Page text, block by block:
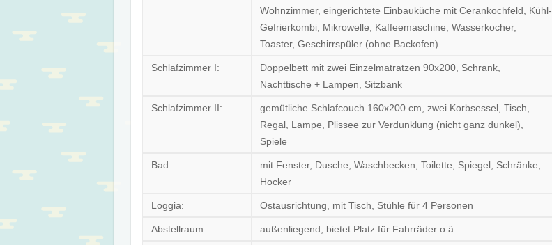
Wohnzimmer, eingerichtete Einbauküche mit Cerankochfeld, Kühl-
Gefrierkombi, Mikrowelle, Kaffeemaschine, Wasserkocher,
Toaster, Geschirrspüler (ohne Backofen)
Schlafzimmer I:
Doppelbett mit zwei Einzelmatratzen 90x200, Schrank,
Nachttische + Lampen, Sitzbank
Schlafzimmer II:
gemütliche Schlafcouch 160x200 cm, zwei Korbsessel, Tisch,
Regal, Lampe, Plissee zur Verdunklung (nicht ganz dunkel),
Spiele
Bad:
mit Fenster, Dusche, Waschbecken, Toilette, Spiegel, Schränke,
Hocker
Loggia: Ostausrichtung, mit Tisch, Stühle für 4 Personen
Abstellraum: außenliegend, bietet Platz für Fahrräder o.ä.